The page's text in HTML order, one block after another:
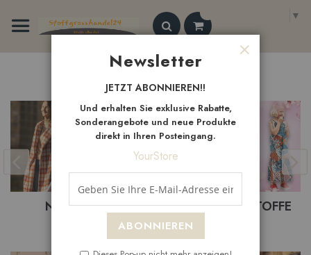
Inhalt
springen
▼
Search
NeueArtikel
BEKLEIDUNGSTOFFE BASTELSTOFFE
Newsletter
JETZT ABONNIEREN!!
Und erhalten Sie exklusive Rabatte,
Sonderangebote und neue Produkte
direkt in Ihren Posteingang.
YourStore
ABONNIEREN